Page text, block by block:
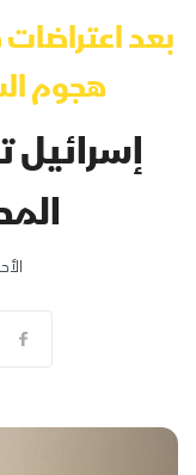
بعد
هجوم
إسرائيل
الأحد 08 فبراير